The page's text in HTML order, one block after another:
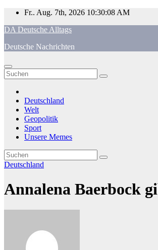
Zum
springen
Fr.. Aug. 7th, 2026 10:30:08 AM
DA Deutsche Alltags
Deutsche Nachrichten
Deutschland
Welt
Geopolitik
Sport
Unsere Memes
Deutschland
Annalena Baerbock